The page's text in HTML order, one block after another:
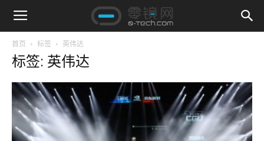
首页 标签 英伟达
标签: 英伟达